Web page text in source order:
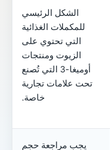
الشكل الرئيسي
للمكملات الغذائية
التي تحتوي على
الزيوت ومنتجات
أوميغا-3 التي تُصنع
تحت علامات تجارية
خاصة.
يجب مراجعة حجم